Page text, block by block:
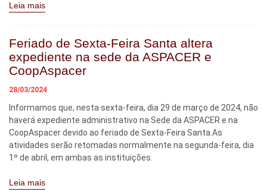
Leia mais
Feriado de Sexta-Feira Santa altera
expediente na sede da ASPACER e
CoopAspacer
28/03/2024
Informamos que, nesta sexta-feira, dia 29 de março de 2024, não
haverá expediente administrativo na Sede da ASPACER e na
CoopAspacer devido ao feriado de Sexta-Feira Santa.As
atividades serão retomadas normalmente na segunda-feira, dia
1º de abril, em ambas as instituições.
Leia mais